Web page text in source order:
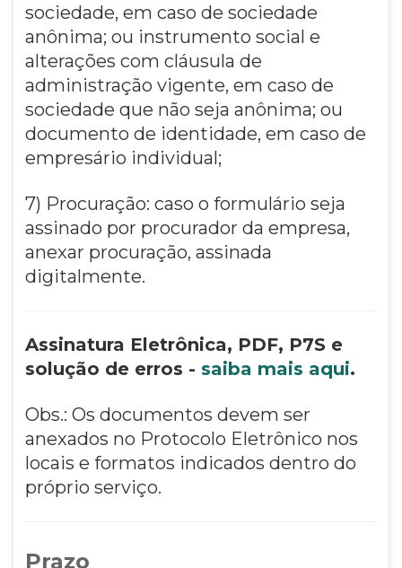
sociedade, em caso de sociedade
anônima; ou instrumento social e
alterações com cláusula de
administração vigente, em caso de
sociedade que não seja anônima; ou
documento de identidade, em caso de
empresário individual;
7) Procuração: caso o formulário seja
assinado por procurador da empresa,
anexar procuração, assinada
digitalmente.
Assinatura Eletrônica, PDF, P7S e
solução de erros - saiba mais aqui.
Obs.: Os documentos devem ser
anexados no Protocolo Eletrônico nos
locais e formatos indicados dentro do
próprio serviço.
Prazo